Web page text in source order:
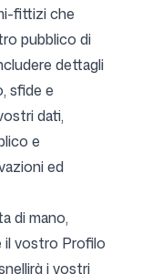
fittizi che
pubblico di
dettagli
sfide e
dati,
e
ed
di mano,
il vostro Profilo
i vostri